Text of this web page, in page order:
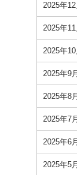
2025年12
2025年11
2025年10
2025年9月
2025年8月
2025年7月
2025年6月
2025年5月